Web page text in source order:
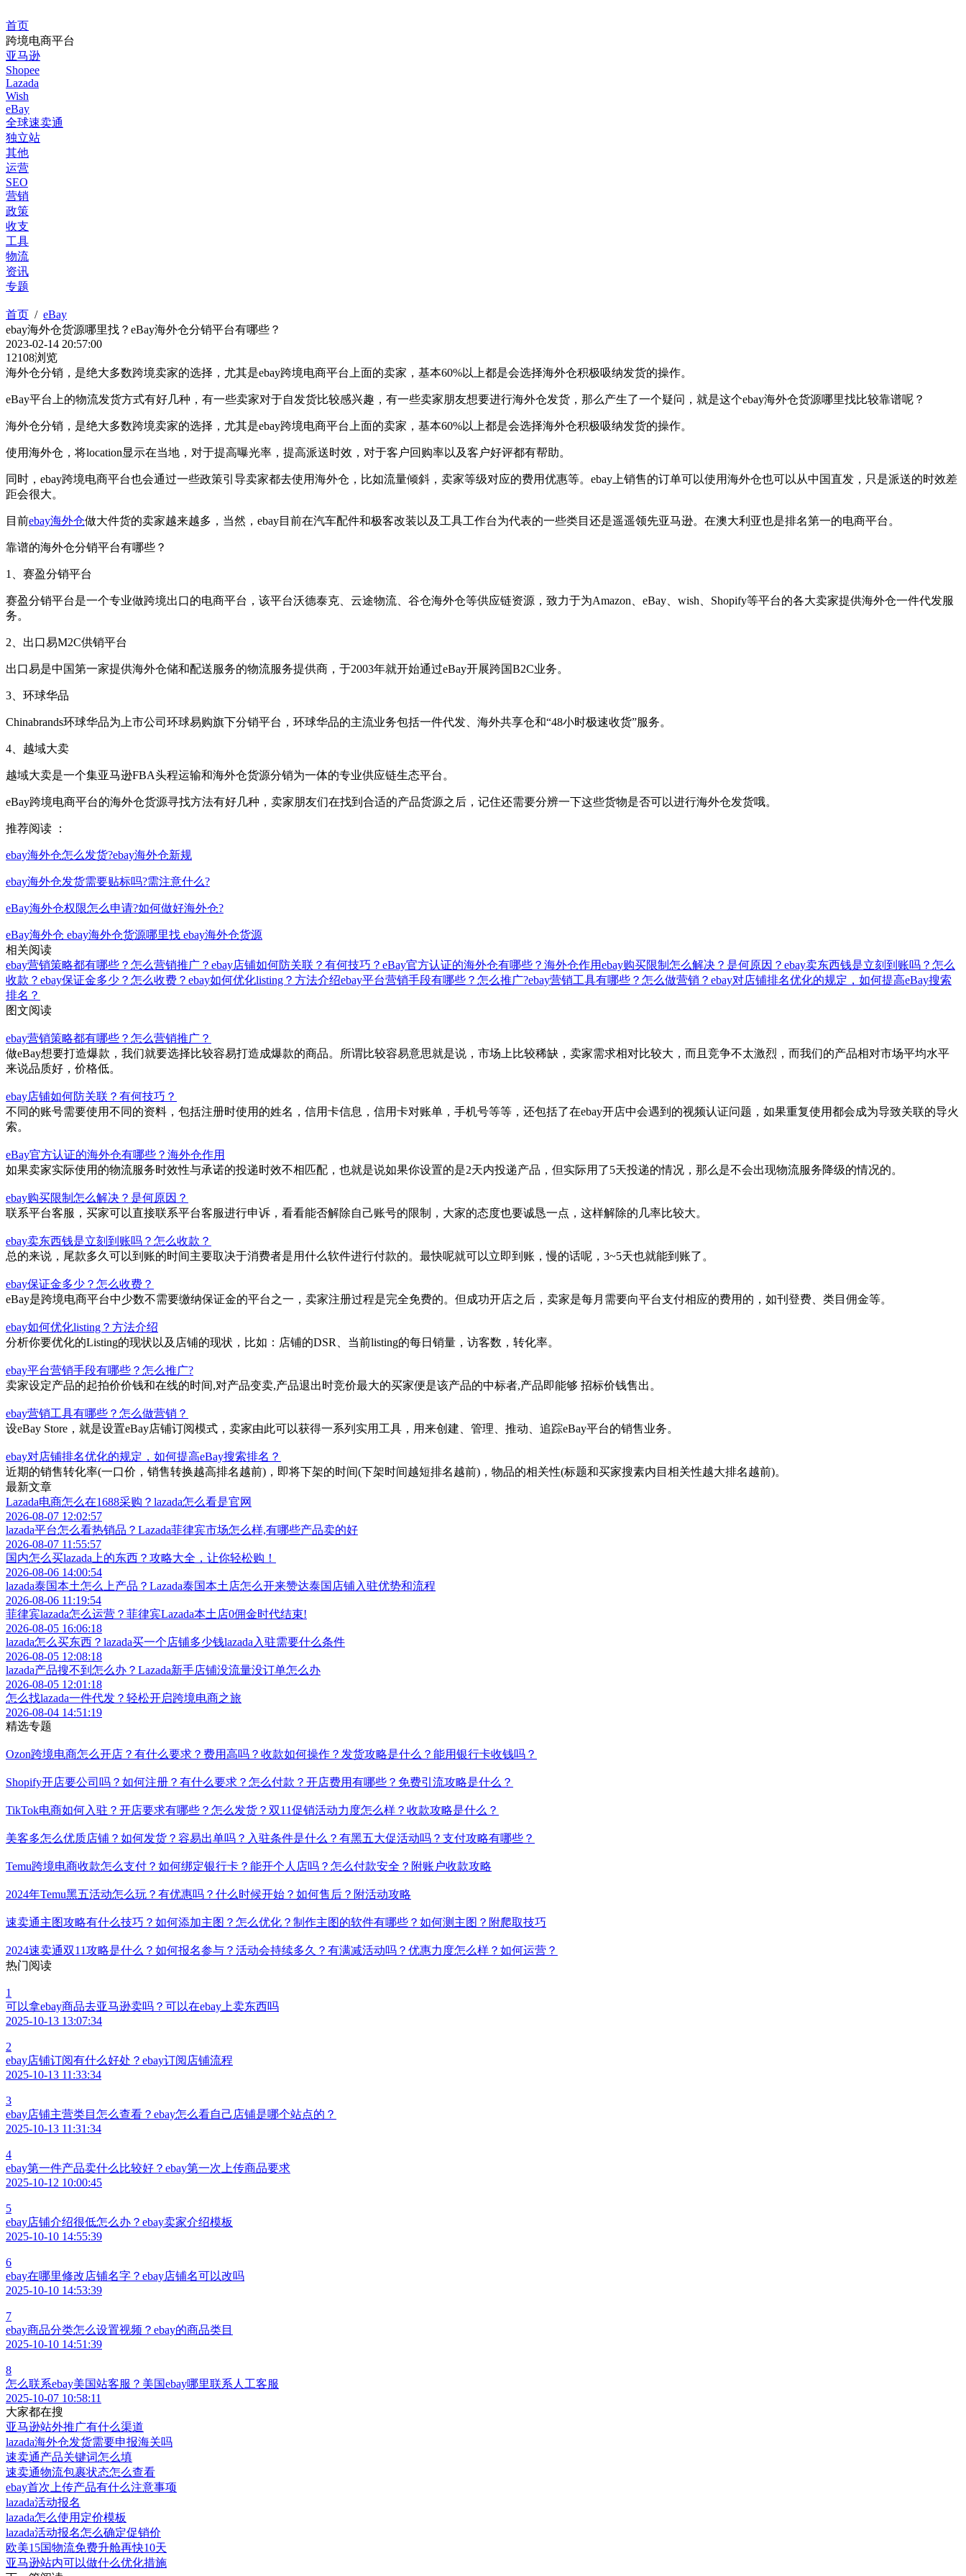
首页
跨境电商平台
亚马逊
Shopee
Lazada
Wish
eBay
全球速卖通
独立站
其他
运营
SEO
营销
政策
收支
工具
物流
资讯
专题
首页 / eBay
ebay海外仓货源哪里找？eBay海外仓分销平台有哪些？
2023-02-14 20:57:00
12108浏览
海外仓分销，是绝大多数跨境卖家的选择，尤其是ebay跨境电商平台上面的卖家，基本60%以上都是会选择海外仓积极吸纳发货的操作。
eBay平台上的物流发货方式有好几种，有一些卖家对于自发货比较感兴趣，有一些卖家朋友想要进行海外仓发货，那么产生了一个疑问，就是这个ebay海外仓货源哪里找比较靠谱呢？
海外仓分销，是绝大多数跨境卖家的选择，尤其是ebay跨境电商平台上面的卖家，基本60%以上都是会选择海外仓积极吸纳发货的操作。
使用海外仓，将location显示在当地，对于提高曝光率，提高派送时效，对于客户回购率以及客户好评都有帮助。
同时，ebay跨境电商平台也会通过一些政策引导卖家都去使用海外仓，比如流量倾斜，卖家等级对应的费用优惠等。ebay上销售的订单可以使用海外仓也可以从中国直发，只是派送的时效差
距会很大。
目前ebay海外仓做大件货的卖家越来越多，当然，ebay目前在汽车配件和极客改装以及工具工作台为代表的一些类目还是遥遥领先亚马逊。在澳大利亚也是排名第一的电商平台。
靠谱的海外仓分销平台有哪些？
1、赛盈分销平台
赛盈分销平台是一个专业做跨境出口的电商平台，该平台沃德泰克、云途物流、谷仓海外仓等供应链资源，致力于为Amazon、eBay、wish、Shopify等平台的各大卖家提供海外仓一件代发服
务。
2、出口易M2C供销平台
出口易是中国第一家提供海外仓储和配送服务的物流服务提供商，于2003年就开始通过eBay开展跨国B2C业务。
3、环球华品
Chinabrands环球华品为上市公司环球易购旗下分销平台，环球华品的主流业务包括一件代发、海外共享仓和“48小时极速收货”服务。
4、越域大卖
越域大卖是一个集亚马逊FBA头程运输和海外仓货源分销为一体的专业供应链生态平台。
eBay跨境电商平台的海外仓货源寻找方法有好几种，卖家朋友们在找到合适的产品货源之后，记住还需要分辨一下这些货物是否可以进行海外仓发货哦。
推荐阅读 ：
ebay海外仓怎么发货?ebay海外仓新规
ebay海外仓发货需要贴标吗?需注意什么?
eBay海外仓权限怎么申请?如何做好海外仓?
eBay海外仓 ebay海外仓货源哪里找 ebay海外仓货源
相关阅读
ebay营销策略都有哪些？怎么营销推广？ ebay店铺如何防关联？有何技巧？ eBay官方认证的海外仓有哪些？海外仓作用ebay购买限制怎么解决？是何原因？ ebay卖东西钱是立刻到账吗？怎么
收款？ ebay保证金多少？怎么收费？ ebay如何优化listing？方法介绍ebay平台营销手段有哪些？怎么推广?ebay营销工具有哪些？怎么做营销？ ebay对店铺排名优化的规定，如何提高eBay搜索
排名？
图文阅读
ebay营销策略都有哪些？怎么营销推广？
做eBay想要打造爆款，我们就要选择比较容易打造成爆款的商品。所谓比较容易意思就是说，市场上比较稀缺，卖家需求相对比较大，而且竞争不太激烈，而我们的产品相对市场平均水平
来说品质好，价格低。
ebay店铺如何防关联？有何技巧？
不同的账号需要使用不同的资料，包括注册时使用的姓名，信用卡信息，信用卡对账单，手机号等等，还包括了在ebay开店中会遇到的视频认证问题，如果重复使用都会成为导致关联的导火
索。
eBay官方认证的海外仓有哪些？海外仓作用
如果卖家实际使用的物流服务时效性与承诺的投递时效不相匹配，也就是说如果你设置的是2天内投递产品，但实际用了5天投递的情况，那么是不会出现物流服务降级的情况的。
ebay购买限制怎么解决？是何原因？
联系平台客服，买家可以直接联系平台客服进行申诉，看看能否解除自己账号的限制，大家的态度也要诚恳一点，这样解除的几率比较大。
ebay卖东西钱是立刻到账吗？怎么收款？
ebay保证金多少？怎么收费？
ebay如何优化listing？方法介绍
ebay平台营销手段有哪些？怎么推广?
ebay营销工具有哪些？怎么做营销？
设eBay Store，就是设置eBay店铺订阅模式，卖家由此可以获得一系列实用工具，用来创建、管理、推动、追踪eBay平台的销售业务。
ebay对店铺排名优化的规定，如何提高eBay搜索排名？
近期的销售转化率(一口价，销售转换越高排名越前)，即将下架的时间(下架时间越短排名越前)，物品的相关性(标题和买家搜素内目相关性越大排名越前)。
最新文章
Lazada电商怎么在1688采购？lazada怎么看是官网
2026-08-07 12:02:57
lazada平台怎么看热销品？Lazada菲律宾市场怎么样,有哪些产品卖的好
2026-08-07 11:55:57
国内怎么买lazada上的东西？攻略大全，让你轻松购！
2026-08-06 14:00:54
lazada泰国本土怎么上产品？Lazada泰国本土店怎么开来赞达泰国店铺入驻优势和流程
2026-08-06 11:19:54
菲律宾lazada怎么运营？菲律宾Lazada本土店0佣金时代结束!
2026-08-05 16:06:18
lazada怎么买东西？lazada买一个店铺多少钱lazada入驻需要什么条件
2026-08-05 12:08:18
lazada产品搜不到怎么办？Lazada新手店铺没流量没订单怎么办
2026-08-05 12:01:18
怎么找lazada一件代发？轻松开启跨境电商之旅
2026-08-04 14:51:19
精选专题
Ozon跨境电商怎么开店？有什么要求？费用高吗？收款如何操作？发货攻略是什么？能用银行卡收钱吗？
Shopify开店要公司吗？如何注册？有什么要求？怎么付款？开店费用有哪些？免费引流攻略是什么？
TikTok电商如何入驻？开店要求有哪些？怎么发货？双11促销活动力度怎么样？收款攻略是什么？
美客多怎么优质店铺？如何发货？容易出单吗？入驻条件是什么？有黑五大促活动吗？支付攻略有哪些？
Temu跨境电商收款怎么支付？如何绑定银行卡？能开个人店吗？怎么付款安全？附账户收款攻略
2024年Temu黑五活动怎么玩？有优惠吗？什么时候开始？如何售后？附活动攻略
速卖通主图攻略有什么技巧？如何添加主图？怎么优化？制作主图的软件有哪些？如何测主图？附爬取技巧
2024速卖通双11攻略是什么？如何报名参与？活动会持续多久？有满减活动吗？优惠力度怎么样？如何运营？
热门阅读
1
可以拿ebay商品去亚马逊卖吗？可以在ebay上卖东西吗
2025-10-13 13:07:34
2
ebay店铺订阅有什么好处？ebay订阅店铺流程
2025-10-13 11:33:34
3
ebay店铺主营类目怎么查看？ebay怎么看自己店铺是哪个站点的？
2025-10-13 11:31:34
4
ebay第一件产品卖什么比较好？ebay第一次上传商品要求
2025-10-12 10:00:45
5
ebay店铺介绍很低怎么办？ebay卖家介绍模板
2025-10-10 14:55:39
6
ebay在哪里修改店铺名字？ebay店铺名可以改吗
2025-10-10 14:53:39
7
ebay商品分类怎么设置视频？ebay的商品类目
2025-10-10 14:51:39
8
怎么联系ebay美国站客服？美国ebay哪里联系人工客服
2025-10-07 10:58:11
大家都在搜
亚马逊站外推广有什么渠道
lazada海外仓发货需要申报海关吗
速卖通产品关键词怎么填
速卖通物流包裹状态怎么查看
ebay首次上传产品有什么注意事项
lazada活动报名
lazada怎么使用定价模板
lazada活动报名怎么确定促销价
欧美15国物流免费升舱再快10天